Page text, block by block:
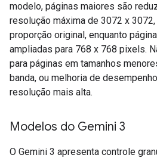
modelo, páginas maiores são
resolução máxima de 3072 x
proporção original, enquanto
ampliadas para 768 x 768 pixels.
para páginas em tamanhos
banda, ou melhoria de
resolução mais alta.
Modelos do Gemini 3
O Gemini 3 apresenta controle